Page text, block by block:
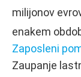
milijonov
enakem
Zaposleni
Zaupanje